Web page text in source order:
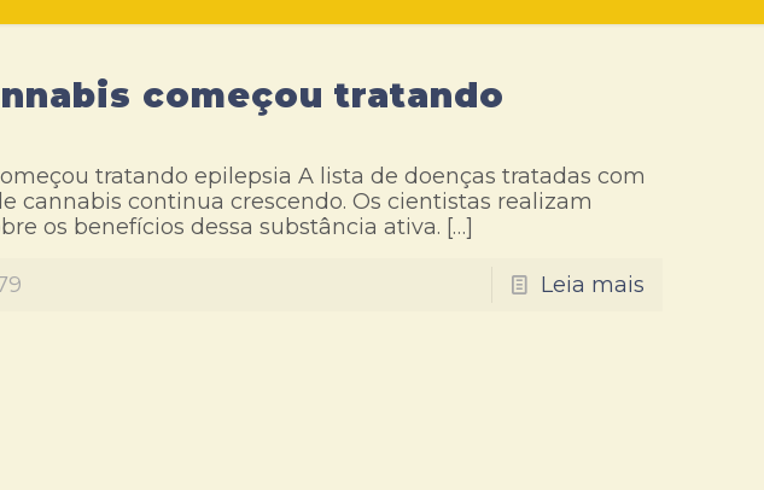
começou tratando
tratando epilepsia A lista de doenças tratadas com
cannabis continua crescendo. Os cientistas realizam
os benefícios dessa substância ativa. […]
Leia mais